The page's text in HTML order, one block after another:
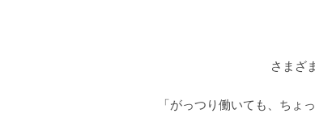
さまざ
「がっつり働いても、ちょ